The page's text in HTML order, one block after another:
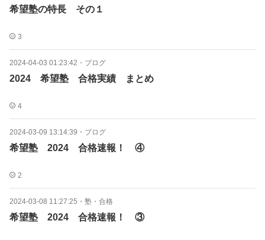
希望塾の特長 その１
3
2024-04-03 01:23:42 ・ ブログ
2024 希望塾 合格実績 まとめ
4
2024-03-09 13:14:39 ・ ブログ
希望塾 2024 合格速報！ ④
2
2024-03-08 11:27:25 ・ 塾・合格
希望塾 2024 合格速報！ ③